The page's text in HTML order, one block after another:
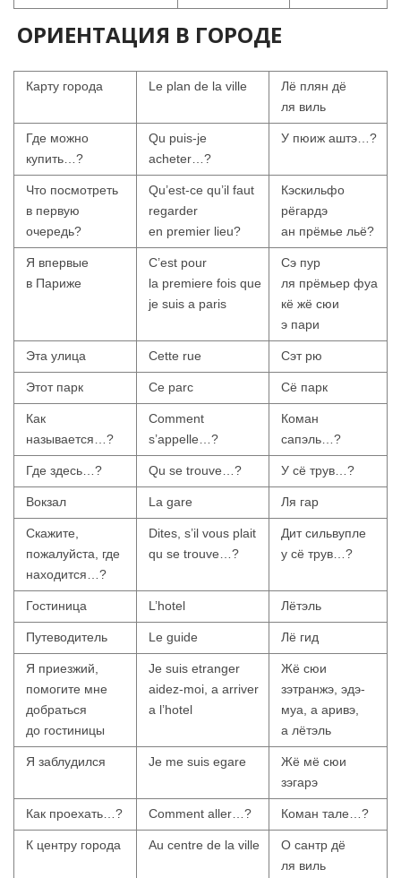
ОРИЕНТАЦИЯ В ГОРОДЕ
Карту города Le plan de la ville
Лё плян дё
ля виль
Где можно
купить…?
Qu puis-je
acheter…?
У пюиж аштэ…?
Что посмотреть
в первую
очередь?
Qu’est-ce qu’il faut
regarder
en premier lieu?
Кэскильфо
рёгардэ
ан прёмье льё?
Я впервые
в Париже
C’est pour
la premiere fois que
je suis a paris
Сэ пур
ля прёмьер фуа
кё жё сюи
э пари
Эта улица Cette rue Сэт рю
Этот парк Ce parc Сё парк
Как
называется…?
Comment
s’appelle…?
Коман
сапэль…?
Где здесь…? Qu se trouve…? У сё трув…?
Вокзал La gare Ля гар
Скажите,
пожалуйста, где
находится…?
Dites, s’il vous plait
qu se trouve…?
Дит сильвупле
у сё трув…?
Гостиница L’hotel Лётэль
Путеводитель Le guide Лё гид
Я приезжий,
помогите мне
добраться
до гостиницы
Je suis etranger
aidez-moi, a arriver
a l’hotel
Жё сюи
зэтранжэ, эдэ-
муа, а аривэ,
а лётэль
Я заблудился Je me suis egare
Жё мё сюи
зэгарэ
Как проехать…? Comment aller…? Коман тале…?
К центру города Au centre de la ville
О сантр дё
ля виль